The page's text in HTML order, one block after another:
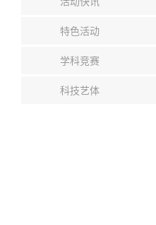
特色活动
学科竞赛
科技艺体